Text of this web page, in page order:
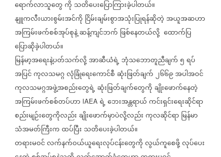
ရောက်လာသူတွေကို သတိပေးပြောကြားခဲ့ပါတယ်။
နျူကလီးယားစွမ်းအင်ကို ငြိမ်းချမ်းစွာအသုံးပြုရန်ဆိုတဲ့အယူအဆဟာ
အကြမ်းဖက်စစ်အုပ်စုနဲ့ဆန့်ကျင်ဘက် ဖြစ်နေတယ်လို့ ထောက်ပြ
ပြောဆိုခဲ့ပါတယ်။
မြန်မာ့အရေးနဲ့ပတ်သက်လို့အာဆီယံရဲ့ဘုံသဘောတူညီချက်၅ရပ်
အပြင်ကုလသမဂ္ဂလုံခြုံရေးကောင်စီဆုံးဖြတ်ချက်၂၆၆၉အပါအဝင်
ကုလသမဂ္ဂအဖွဲ့အစည်းတွေရဲ့ဆုံးဖြတ်ချက်တွေကိုချိုးဖောက်နေတဲ့
အကြမ်းဖက်စစ်တပ်ဟာ IAEA ရဲ့ဘေးအန္တရာယ်ကင်းရှင်းရေးဆိုင်ရာ
စည်းမျဉ်းတွေကိုလည်းချိုးဖောက်မှာပဲလို့လည်းကုလဆိုင်ရာမြန်မာ
သံအမတ်ကြီးကထပ်ပြီး သတိပေးခဲ့ပါတယ်။
တရားမဝင်လက်နက်ဝယ်ယူရေးလုပ်ငန်းတွေကိုလွယ်ကူစေဖို့လုပ်ပေး